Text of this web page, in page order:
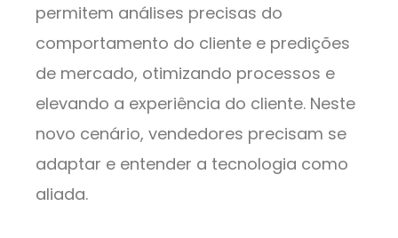
permitem análises precisas do
comportamento do cliente e predições
de mercado, otimizando processos e
elevando a experiência do cliente. Neste
novo cenário, vendedores precisam se
adaptar e entender a tecnologia como
aliada.